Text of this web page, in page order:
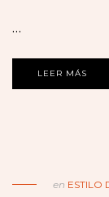
…
LEER MÁS
en ESTILO